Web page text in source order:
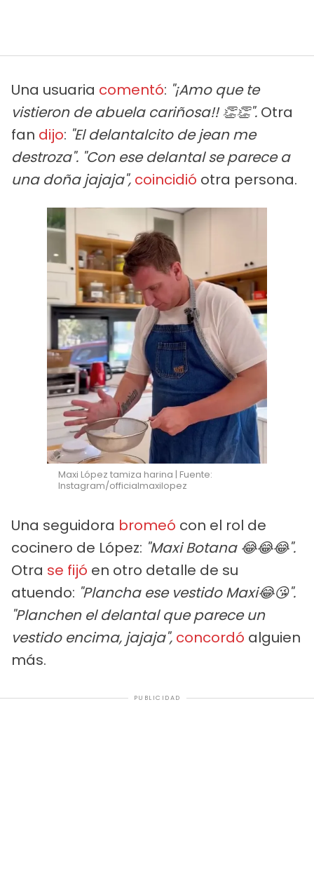
Una usuaria comentó: "¡Amo que te
vistieron de abuela cariñosa!! 👏👏". Otra
fan dijo: "El delantalcito de jean me
destroza". "Con ese delantal se parece a
una doña jajaja", coincidió otra persona.
Maxi López tamiza harina | Fuente:
Instagram/officialmaxilopez
Una seguidora bromeó con el rol de
cocinero de López: "Maxi Botana 😂😂😂".
Otra se fijó en otro detalle de su
atuendo: "Plancha ese vestido Maxi😂😘".
"Planchen el delantal que parece un
vestido encima, jajaja", concordó alguien
más.
PUBLICIDAD